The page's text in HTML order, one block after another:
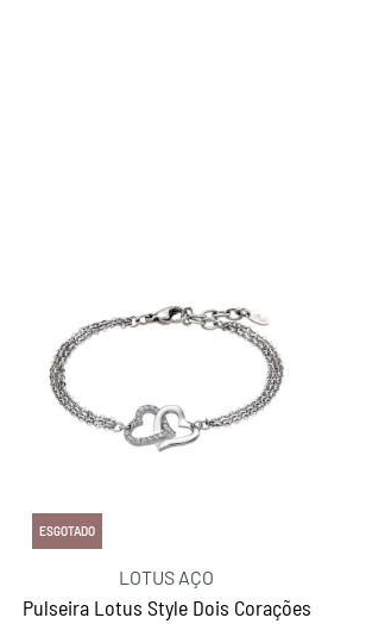
ESGOTADO
LOTUS AÇO
Pulseira Lotus Style Dois Corações